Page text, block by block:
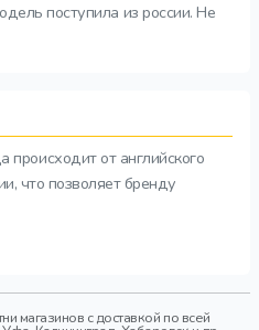
поступила из россии. Не
от английского
что позволяет бренду
магазинов с доставкой по всей